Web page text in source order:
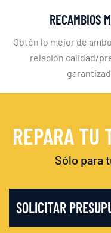
RECAMBIOS
Obtén lo mejor de
relación calidad/
REPARA TU
Sólo para
SOLICITAR